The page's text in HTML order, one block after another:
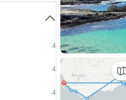
4
4
4